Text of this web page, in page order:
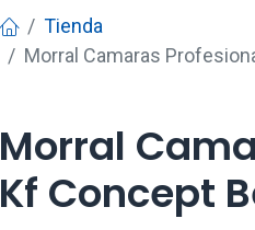
Tienda
Morral Camaras
Morral
Kf Concept